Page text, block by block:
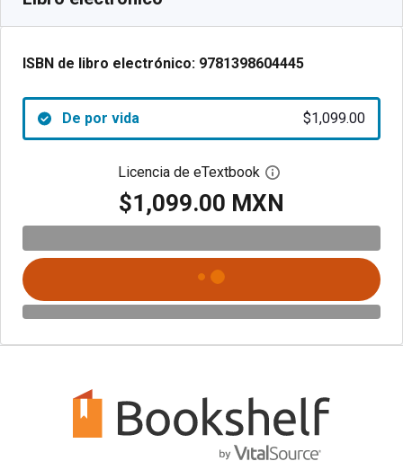
ISBN de libro electrónico: 9781398604445
De por vida $1,099.00
Licencia de eTextbook Abre el cuadro de
$1,099.00 MXN